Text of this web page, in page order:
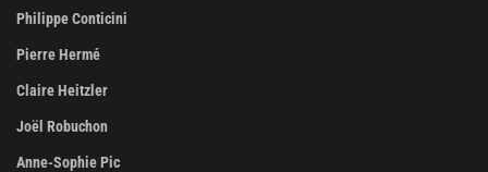
Philippe Conticini
Pierre Hermé
Claire Heitzler
Joël Robuchon
Anne-Sophie Pic